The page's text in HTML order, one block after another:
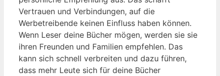
Vertrauen und Verbindungen, auf die
Werbetreibende keinen Einfluss haben können.
Wenn Leser deine Bücher mögen, werden sie sie
ihren Freunden und Familien empfehlen. Das
kann sich schnell verbreiten und dazu führen,
dass mehr Leute sich für deine Bücher